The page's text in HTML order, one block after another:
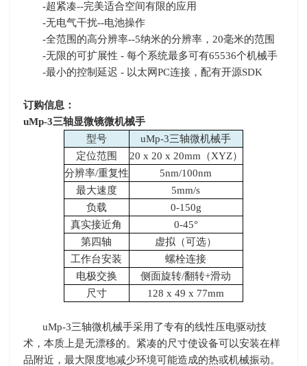
-超紧凑--完美适合空间有限的应用
-无电气干扰--电池操作
-全范围的高分辨率--5纳米的分辨率， 20毫米的范围
-无限的可扩展性 -每个系统最多可有65536个机械手
-最小的控制延迟 - 以太网PC连接，配有开源SDK
订购信息：
uMp-3三轴显微镜微机械手
型号
uMp-3三轴微机械手
定位范围
20 x 20 x 20mm（XYZ）
分辨率/重复性
5nm/100nm
最大速度
5mm/s
负载
0-150g
真实接近角
0-45°
第四轴
虚拟（可选）
工作台安装
螺栓连接
电极交换
侧面旋转/翻转+滑动
尺寸
128 x 49 x 77mm
uMp-3三轴微机械手采用了专有的线性压电驱动技
术，本质上是无漂移的。紧凑的尺寸使设备可以安装在样
品附近，最大限度地减少环境可能造成的热或机械振动。